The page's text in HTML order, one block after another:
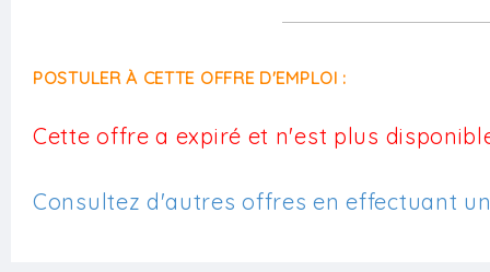
POSTULER À CETTE OFFRE D'EMPLOI :
Cette offre a expiré et n'est plus
Consultez d'autres offres en effectuant